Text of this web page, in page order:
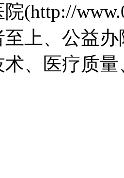
(http://
上、公益
、医疗质